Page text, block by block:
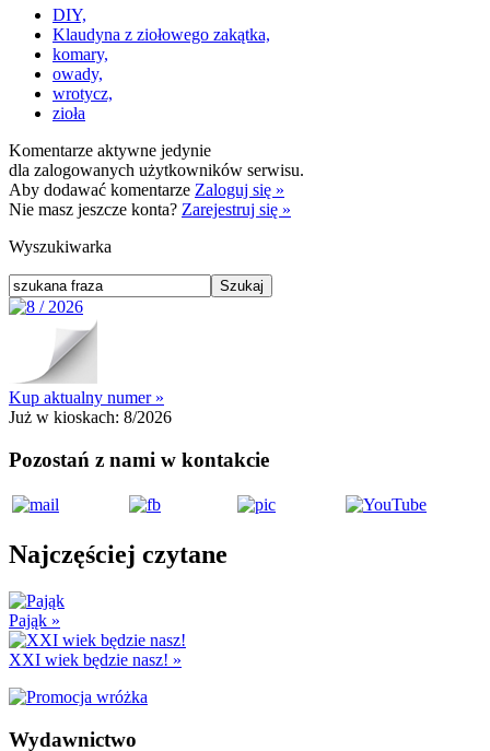
DIY,
Klaudyna z ziołowego zakątka,
komary,
owady,
wrotycz,
zioła
Komentarze aktywne jedynie
dla zalogowanych użytkowników serwisu.
Aby dodawać komentarze Zaloguj się »
Nie masz jeszcze konta? Zarejestruj się »
Wyszukiwarka
Kup aktualny numer »
Już w kioskach: 8/2026
Pozostań z nami w kontakcie
Najczęściej czytane
Pająk »
XXI wiek będzie nasz! »
Wydawnictwo